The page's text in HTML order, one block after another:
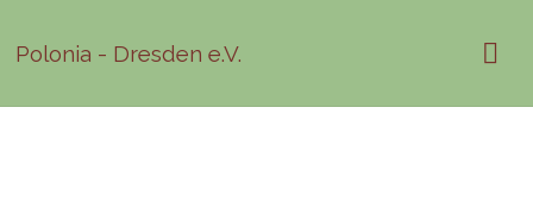
Polonia - Dresden e.V.